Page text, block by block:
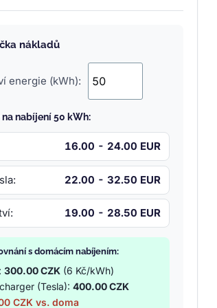
nákladů
energie (kWh):
nabíjení 50 kWh:
16.00 - 24.00 EUR
22.00 - 32.50 EUR
19.00 - 28.50 EUR
s domácím nabíjením:
300.00 CZK (6 Kč/kWh)
(Tesla):400.00 CZK
CZK vs. doma